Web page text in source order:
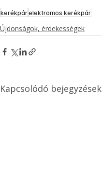
kerékpárelektromos kerékpár
Újdonságok, érdekességek
Kapcsolódó bejegyzések